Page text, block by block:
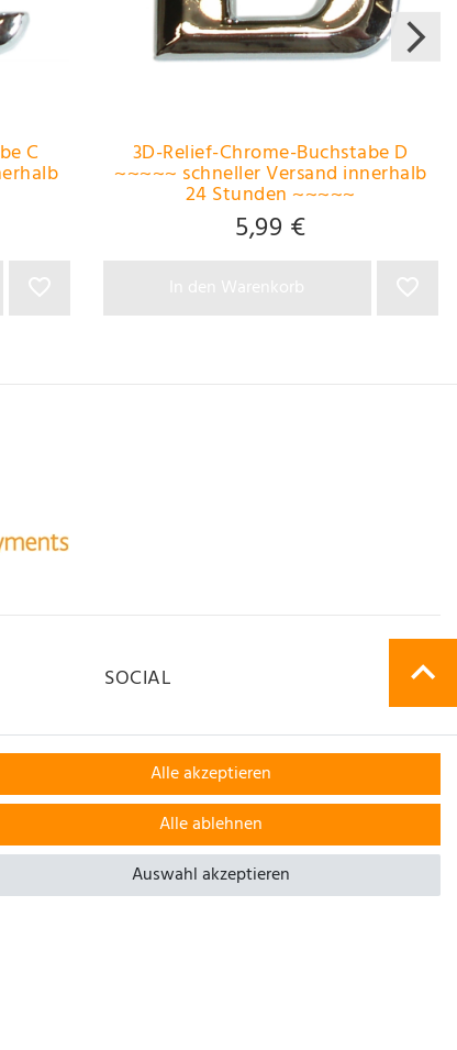
C 3D-Relief-Chrome-Buchstabe D
~~~~~ schneller Versand innerhalb
24 Stunden ~~~~~
5,99 €
SOCIAL
Alle akzeptieren
Alle ablehnen
Auswahl akzeptieren